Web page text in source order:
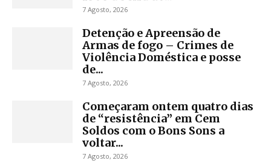
7 Agosto, 2026
Detenção e Apreensão de
Armas de fogo – Crimes de
Violência Doméstica e posse
de...
7 Agosto, 2026
Começaram ontem quatro dias
de “resistência” em Cem
Soldos com o Bons Sons a
voltar...
7 Agosto, 2026